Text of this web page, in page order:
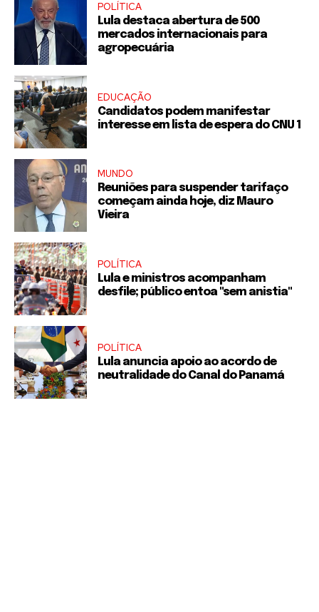
POLÍTICA
Lula destaca abertura de 500
mercados internacionais para
agropecuária
EDUCAÇÃO
Candidatos podem manifestar
interesse em lista de espera do CNU 1
MUNDO
Reuniões para suspender tarifaço
começam ainda hoje, diz Mauro
Vieira
POLÍTICA
Lula e ministros acompanham
desfile; público entoa "sem anistia"
POLÍTICA
Lula anuncia apoio ao acordo de
neutralidade do Canal do Panamá